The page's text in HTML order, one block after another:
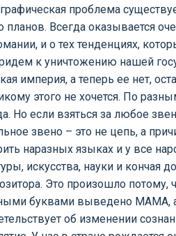
проблема
планов. Всегда оказывается
и о тех тенденциях,
к уничтожению нашей
империя, а теперь ее нет,
этого не хочется. По
Но если взяться за любое
звено – это не цепь, а
наразных языках и у все
искусства, науки и кончая
Это произошло потому,
буквами выведено МАМА, а
об изменении